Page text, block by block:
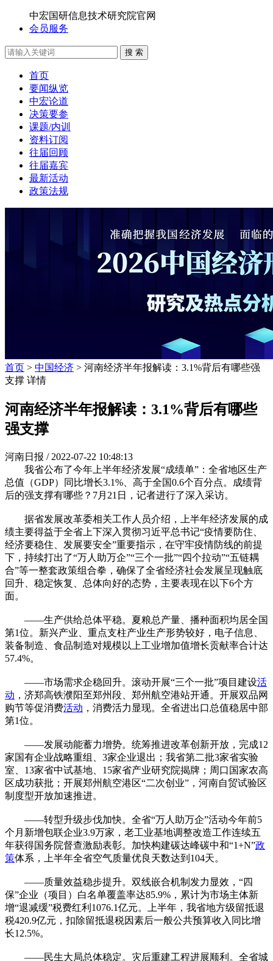
中宏国研信息技术研究院官网
会员服务
搜 索
首页
要闻纵览
中宏论道
决策要参
课题/内训
资料订阅
往届回顾
往届嘉宾
最新活动
政策法规
首页 > 中国经济 > 河南经济半年报解读：3.1%背后有哪些强
支撑 详情
河南经济半年报解读：3.1%背后有哪些
强支撑
河南日报 / 2022-07-22 10:48:13
我省公布了今年上半年经济发展“成绩单”：全省地区生产
总值（GDP）同比增长3.1%、高于全国0.6个百分点。成绩背
后的强支撑有哪些？7月21日，记者进行了深入采访。
据省发展改革委相关工作人员介绍，上半年经济发展的成
绩主要得益于全省上下深入贯彻习近平总书记“疫情要防住、
经济要稳住、发展要安全”重要指示，在守牢疫情防线的前提
下，持续打出了“万人助万企”“三个一批”“四个拉动”“五链耦
合”等一整套政策组合拳，确保了全省经济社会发展呈现触底
回升、稳定恢复、总体向好的态势，主要表现在以下6个方
面。
——生产供给总体平稳。夏粮总产量、播种面积均居全国
第1位。新兴产业、重点支柱产业生产形势较好，电子信息、
装备制造、食品制造对规模以上工业增加值增长贡献率合计达
57.4%。
——市场需求企稳回升。滚动开展“三个一批”项目建设活
动 ，济郑高铁濮阳至郑州段、郑州航空港站开通。开展双品网
购节等促消费活动 ，消费活力显现。全省进出口总值稳居中部
第1位。
——发展动能蓄力增势。统筹推进改革创新开放，完成12
家国有企业战略重组、3家企业退出；我省第二批3家省实验
室、13家省中试基地、15家省产业研究院揭牌；周口国家农高
区成功获批；开展郑州航空港区“二次创业”，河南自贸试验区
制度型开放加速推进。
——转型升级步伐加快。全省“万人助万企”活动今年前5
个月新增包联企业3.9万家，老工业基地调整改造工作连续五
年获得国务院督查激励表彰。加快构建碳达峰碳中和“1+N”政
策体系，上半年全省空气质量优良天数达到104天。
——质量效益稳步提升。双线嵌合机制发力显效，“四
保”企业（项目）白名单覆盖率达85.9%，累计为市场主体新
增“退减缓”税费红利1076.1亿元。上半年，我省地方级留抵退
税420.9亿元，扣除留抵退税因素后一般公共预算收入同比增
长12.5%。
——民生大局总体稳定。灾后重建工程进展顺利。全省城